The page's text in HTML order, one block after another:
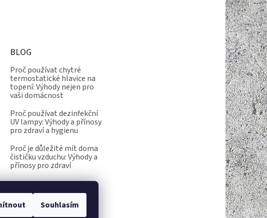
Souhlasím
BLOG
Proč používat chytré
termostatické hlavice na
topení: Výhody nejen pro
vaši domácnost
Proč používat dezinfekční
UV lampy: Výhody a přínosy
pro zdraví a hygienu
Proč je důležité mít doma
čističku vzduchu: Výhody a
přínosy pro zdraví